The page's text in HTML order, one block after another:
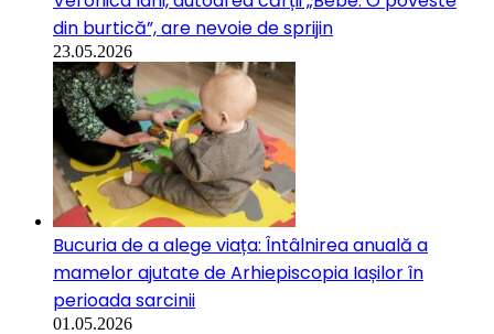
din burtică”, are nevoie de sprijin
23.05.2026
Bucuria de a alege viața: Întâlnirea anuală a
mamelor ajutate de Arhiepiscopia Iașilor în
perioada sarcinii
01.05.2026